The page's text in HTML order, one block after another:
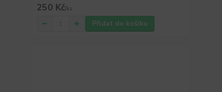
250 Kč/ks
Přidat do košíku